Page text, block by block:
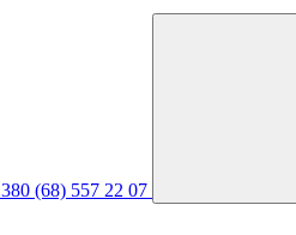
380 (68) 557 22 07